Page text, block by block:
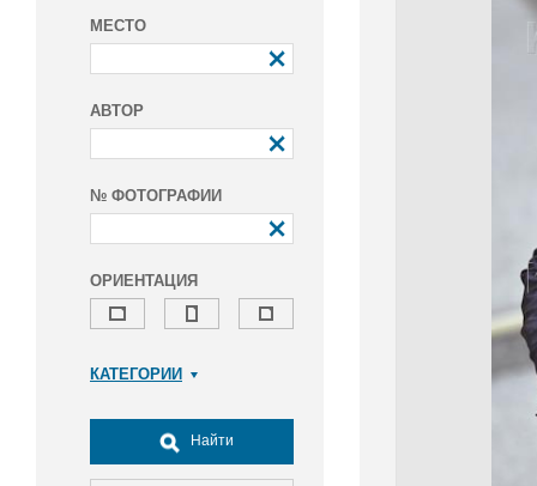
МЕСТО
АВТОР
№ ФОТОГРАФИИ
ОРИЕНТАЦИЯ
КАТЕГОРИИ
Досуг, туризм и отдых
Культура
Найти